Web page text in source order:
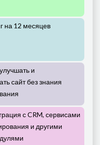
на 12 месяцев
и
сайт без знания
с CRM, сервисами
и другими